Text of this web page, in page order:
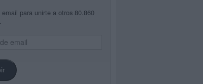
para unirte a otros 80.860